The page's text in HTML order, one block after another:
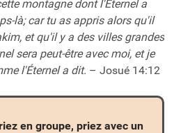
montagne dont l'Éternel a
là; car tu as appris alors qu'il
et qu'il y a des villes grandes
sera peut-être avec moi, et je
l'Éternel a dit. – Josué 14:12
en groupe, priez avec un